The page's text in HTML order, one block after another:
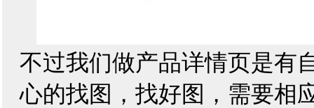
不过我们做产品详情页是有
心的找图，找好图，需要相